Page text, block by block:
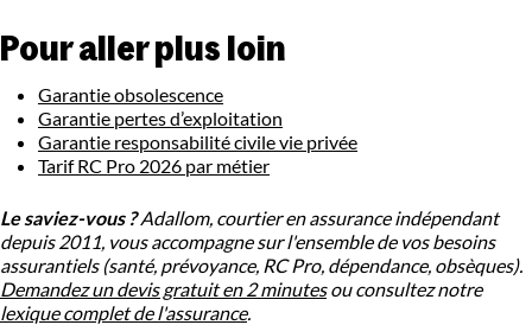
Pour aller plus loin
Garantie obsolescence
Garantie pertes d’exploitation
Garantie responsabilité civile vie privée
Tarif RC Pro 2026 par métier
Le saviez-vous ?Adallom, courtier en assurance indépendant
depuis 2011, vous accompagne sur l'ensemble de vos besoins
assurantiels (santé, prévoyance, RC Pro, dépendance, obsèques).
Demandez un devis gratuit en 2 minutesou consultez notre
lexique complet de l'assurance.